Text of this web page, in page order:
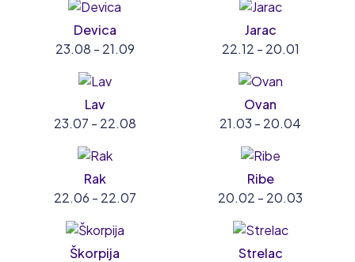
Devica
23.08 - 21.09
Jarac
22.12 - 20.01
Lav
23.07 - 22.08
Ovan
21.03 - 20.04
Rak
22.06 - 22.07
Ribe
20.02 - 20.03
Škorpija
Strelac